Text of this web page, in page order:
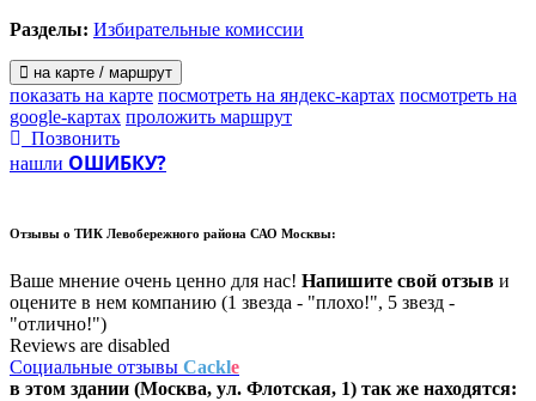
Разделы: Избирательные комиссии
на карте / маршрут
показать на карте посмотреть на яндекс-картах посмотреть на
google-картах проложить маршрут
Позвонить
нашли ОШИБКУ?
Отзывы о ТИК Левобережного района САО Москвы:
Ваше мнение очень ценно для нас! Напишите свой отзыв и
оцените в нем компанию (1 звезда - "плохо!", 5 звезд -
"отлично!")
Reviews are disabled
Социальные отзывы Cackle
в этом здании (Москва, ул. Флотская, 1) так же находятся: